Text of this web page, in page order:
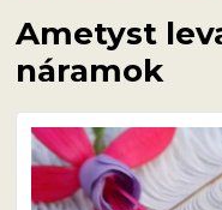
Ametyst
náramok